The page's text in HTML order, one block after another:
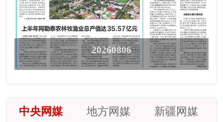
20260806
中央网媒 地方网媒 新疆网媒